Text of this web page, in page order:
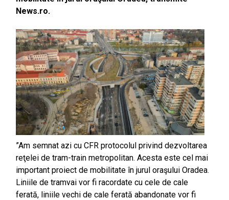
News.ro.
”Am semnat azi cu CFR protocolul privind dezvoltarea
reţelei de tram-train metropolitan. Acesta este cel mai
important proiect de mobilitate în jurul oraşului Oradea.
Liniile de tramvai vor fi racordate cu cele de cale
ferată, liniile vechi de cale ferată abandonate vor fi